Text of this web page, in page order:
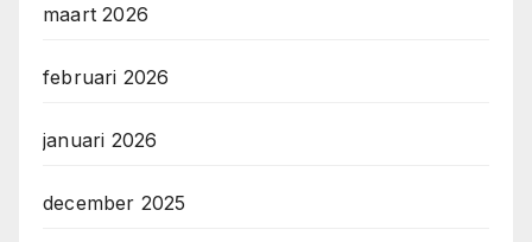
maart 2026
februari 2026
januari 2026
december 2025